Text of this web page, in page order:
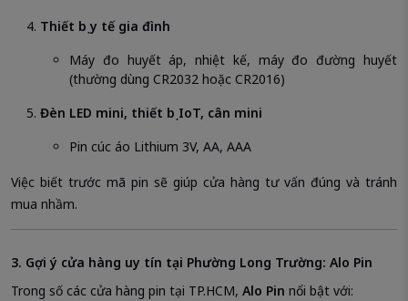
Thiết bị y tế gia đình
Máy đo huyết áp, nhiệt kế, máy đo đường huyết
(thường dùng CR2032 hoặc CR2016)
Đèn LED mini, thiết bị IoT, cân mini
Pin cúc áo Lithium 3V, AA, AAA
Việc biết trước mã pin sẽ giúp cửa hàng tư vấn đúng và tránh
mua nhầm.
3. Gợi ý cửa hàng uy tín tại Phường Long Trường: Alo Pin
Trong số các cửa hàng pin tại TP.HCM, Alo Pin nổi bật với: